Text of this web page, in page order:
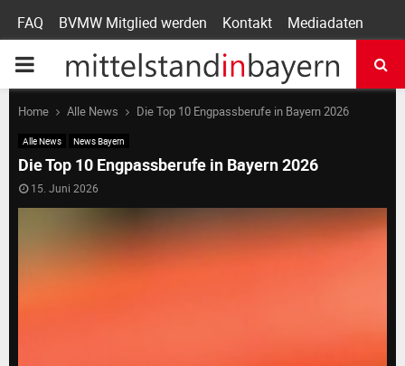
FAQ BVMW Mitglied werden Kontakt Mediadaten
P
R
I
M
A
Home Alle News Die Top 10 Engpassberufe in Bayern 2026
Alle News News Bayern
Die Top 10 Engpassberufe in Bayern 2026
15. Juni 2026